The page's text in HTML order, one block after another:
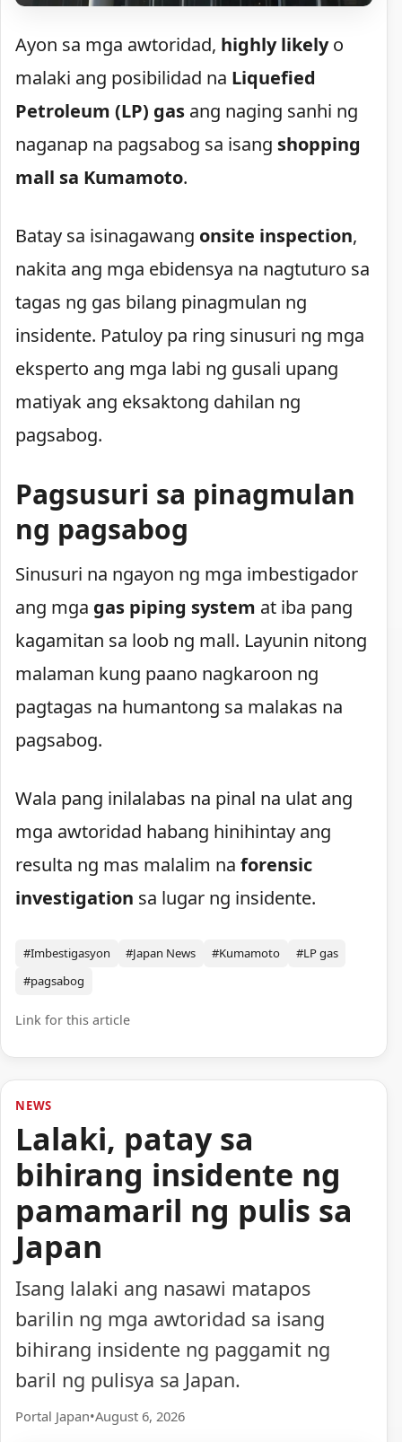
Ayon sa mga awtoridad, highly likelyo
malaki ang posibilidad na Liquefied
Petroleum (LP) gas ang naging sanhi ng
naganap na pagsabog sa isang shopping
mall sa Kumamoto.
Batay sa isinagawang onsite inspection,
nakita ang mga ebidensya na nagtuturo sa
tagas ng gas bilang pinagmulan ng
insidente. Patuloy pa ring sinusuri ng mga
eksperto ang mga labi ng gusali upang
matiyak ang eksaktong dahilan ng
pagsabog.
Pagsusuri sa pinagmulan
ng pagsabog
Sinusuri na ngayon ng mga imbestigador
ang mga gas piping system at iba pang
kagamitan sa loob ng mall. Layunin nitong
malaman kung paano nagkaroon ng
pagtagas na humantong sa malakas na
pagsabog.
Wala pang inilalabas na pinal na ulat ang
mga awtoridad habang hinihintay ang
resulta ng mas malalim na forensic
investigation sa lugar ng insidente.
#Imbestigasyon #Japan News #Kumamoto
#LP gas
#pagsabog
Link for this article
NEWS
Lalaki, patay sa
bihirang insidente ng
pamamaril ng pulis sa
Japan
Isang lalaki ang nasawi matapos
barilin ng mga awtoridad sa isang
bihirang insidente ng paggamit ng
baril ng pulisya sa Japan.
Portal Japan•August 6, 2026